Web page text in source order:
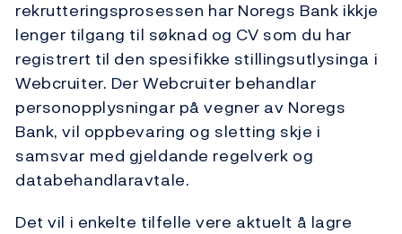
rekrutteringsprosessen har Noregs Bank ikkje
lenger tilgang til søknad og CV som du har
registrert til den spesifikke stillingsutlysinga i
Webcruiter. Der Webcruiter behandlar
personopplysningar på vegner av Noregs
Bank, vil oppbevaring og sletting skje i
samsvar med gjeldande regelverk og
databehandlaravtale.
Det vil i enkelte tilfelle vere aktuelt å lagre